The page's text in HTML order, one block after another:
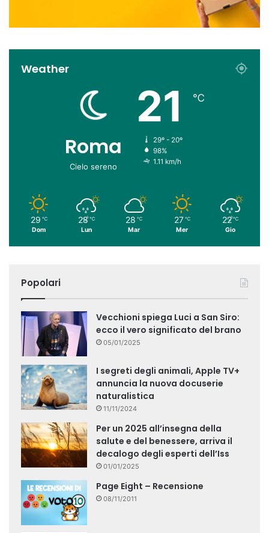
Weather
Roma
Cielo sereno
21 ℃
29º - 20º
98%
1.11 km/h
29 ℃
Dom
28 ℃
Lun
28 ℃
Mar
27 ℃
Mer
22 ℃
Gio
Popolari
Vecchioni spiega Luci a San Siro:
ecco il vero significato del brano
05/01/2025
I segreti degli animali, Apple TV+
annuncia la nuova docuserie
naturalistica
11/11/2024
Per un 2025 all’insegna della
salute e del benessere, arriva il
decalogo degli esperti dell’Iss
01/01/2025
Page Eight – Recensione
08/11/2011